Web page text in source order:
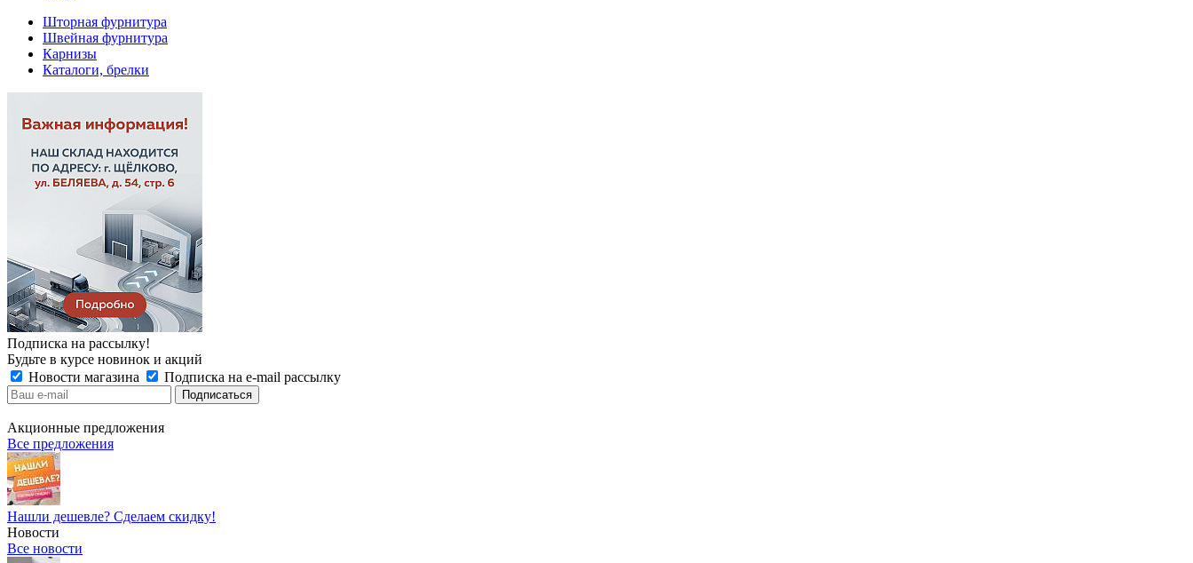
Шторная фурнитура
Швейная фурнитура
Карнизы
Каталоги, брелки
Подписка на рассылку!
Будьте в курсе новинок и акций
Новости магазина
Подписка на e-mail рассылку
Акционные предложения
Все предложения
Нашли дешевле? Сделаем скидку!
Новости
Все новости